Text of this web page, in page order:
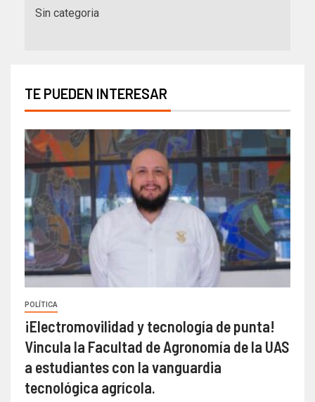
Sin categoria
TE PUEDEN INTERESAR
POLÍTICA
¡Electromovilidad y tecnología de punta!
Vincula la Facultad de Agronomía de la UAS
a estudiantes con la vanguardia
tecnológica agrícola.